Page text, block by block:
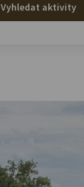
Vyhledat aktivity